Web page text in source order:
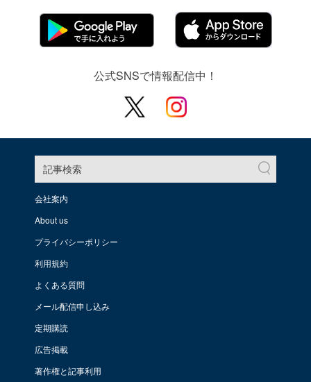
公式SNSで情報配信中！
記事検索
会社案内
About us
プライバシーポリシー
利用規約
よくある質問
メール配信申し込み
定期購読
広告掲載
著作権と記事利用